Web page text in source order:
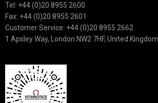
Tel: +44 (0)20 8955 2600
Fax: +44 (0)20 8955 2601
Customer Service: +44 (0)20 8955 2662
1 Apsley Way, London NW2 7HF, United Kingdom